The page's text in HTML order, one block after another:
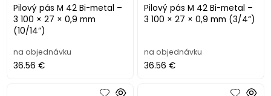
Pilový pás M 42 Bi-metal –
3 100 × 27 × 0,9 mm
(10/14“)
na objednávku
36.56 €
Pilový pás M 42 Bi-metal –
3 100 × 27 × 0,9 mm (3/4“)
na objednávku
36.56 €